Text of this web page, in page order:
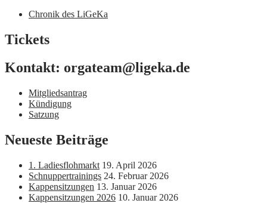
Chronik des LiGeKa
Tickets
Kontakt: orgateam@ligeka.de
Mitgliedsantrag
Kündigung
Satzung
Neueste Beiträge
1. Ladiesflohmarkt 19. April 2026
Schnuppertrainings 24. Februar 2026
Kappensitzungen 13. Januar 2026
Kappensitzungen 2026 10. Januar 2026